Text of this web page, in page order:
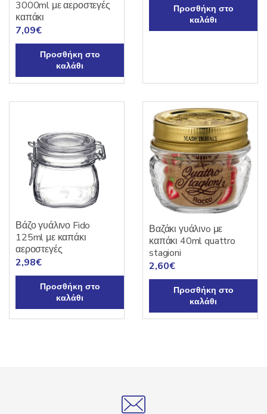
3000ml με αεροστεγές
καπάκι
7,09€
Προσθήκη στο
καλάθι
Προσθήκη στο
καλάθι
Βάζο γυάλινο Fido
125ml με καπάκι
αεροστεγές
2,98€
Προσθήκη στο
καλάθι
Βαζάκι γυάλινo με
καπάκι 40ml quattro
stagioni
2,60€
Προσθήκη στο
καλάθι